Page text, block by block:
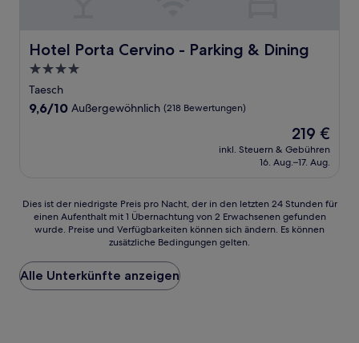
Hotel Porta Cervino - Parking & Dining
Hotel Porta Cervino - Parking & Dining
4.0-
Sterne-
Unterkunft
Taesch
9.6
9,6/10 Außergewöhnlich (218 Bewertungen)
Der
Preis
beträgt
219 €
inkl. Steuern & Gebühren
16. Aug.–17. Aug.
Dies
der
Preis
pro
Nacht,
Dies ist der niedrigste Preis pro Nacht, der in den letzten 24 Stunden für
einen Aufenthalt mit 1 Übernachtung von 2 Erwachsenen gefunden
wurde. Preise und Verfügbarkeiten können sich ändern. Es können
zusätzliche Bedingungen gelten.
Alle Unterkünfte anzeigen